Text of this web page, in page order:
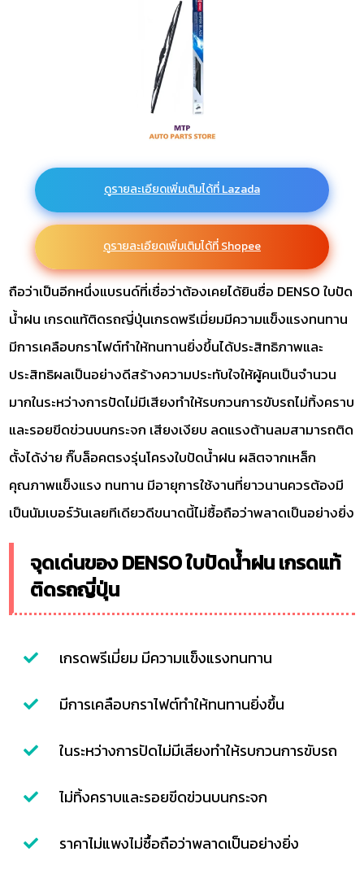
ดูรายละเอียดเพิ่มเติมได้ที่ Lazada
ดูรายละเอียดเพิ่มเติมได้ที่ Shopee
ถือว่าเป็นอีกหนึ่งแบรนด์ที่เชื่อว่าต้องเคยได้ยินชื่อ DENSO ใบปัด
น้ำฝน เกรดแท้ติดรถญี่ปุ่นเกรดพรีเมี่ยมมีความแข็งแรง️ทนทาน
มีการเคลือบกราไฟต์ทำให้ทนทานยิ่งขึ้นได้ประสิทธิภาพและ
ประสิทธิผลเป็นอย่างดีสร้างความประทับใจให้ผู้คนเป็นจำนวน
มากในระหว่างการปัดไม่มีเสียงทำให้รบกวนการขับรถไม่ทิ้งคราบ
และรอยขีดข่วนบนกระจก เสียงเงียบ ลดแรงต้านลมสามารถติด
ตั้งได้ง่าย กิ๊บล็อคตรงรุ่นโครงใบปัดน้ำฝน ผลิตจากเหล็ก
คุณภาพแข็งแรง ทนทาน มีอายุการใช้งานที่ยาวนานควรต้องมี
เป็นนัมเบอร์วันเลยทีเดียวดีขนาดนี้ไม่ซื้อถือว่าพลาดเป็นอย่างยิ่ง
จุดเด่นของ DENSO ใบปัดน้ำฝน เกรดแท้
ติดรถญี่ปุ่น
เกรดพรีเมี่ยม มีความแข็งแรง️ทนทาน
มีการเคลือบกราไฟต์ทำให้ทนทานยิ่งขึ้น
ในระหว่างการปัดไม่มีเสียงทำให้รบกวนการขับรถ
ไม่ทิ้งคราบและรอยขีดข่วนบนกระจก
ราคาไม่แพงไม่ซื้อถือว่าพลาดเป็นอย่างยิ่ง